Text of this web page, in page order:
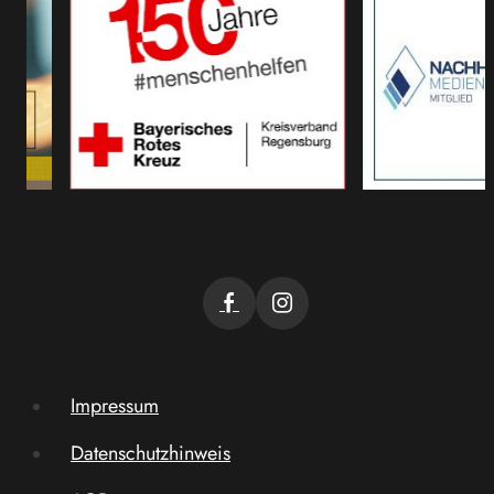
Impressum
Datenschutzhinweis